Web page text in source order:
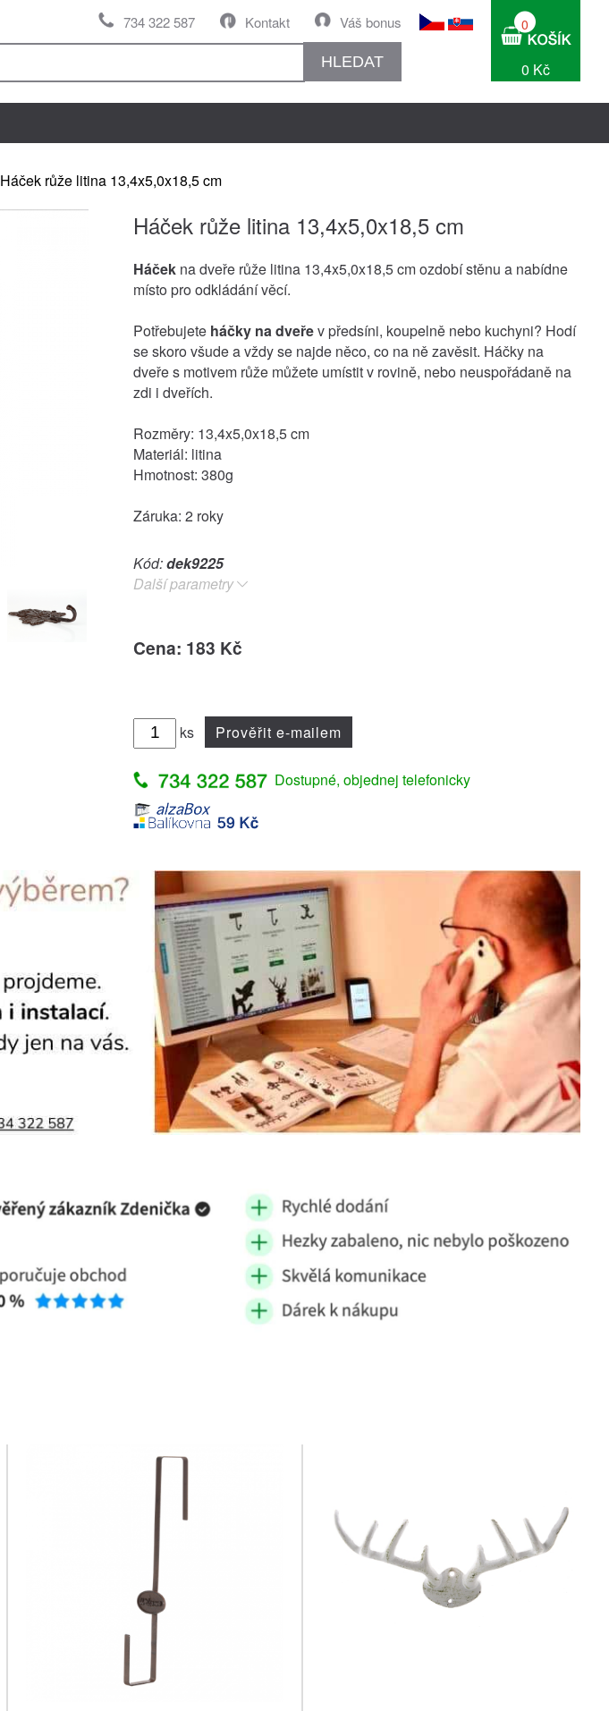
Váš bonus
Kontakt
734 322 587
HLEDAT
0
0 Kč
Háček růže litina 13,4x5,0x18,5 cm
Háček růže litina 13,4x5,0x18,5 cm
Háček na dveře růže litina 13,4x5,0x18,5 cm ozdobí stěnu a nabídne
místo pro odkládání věcí.
Potřebujete háčky na dveřev předsíni, koupelně nebo kuchyni? Hodí
se skoro všude a vždy se najde něco, co na ně zavěsit. Háčky na
dveře s motivem růže můžete umístit v rovině, nebo neuspořádaně na
zdi i dveřích.
Rozměry: 13,4x5,0x18,5 cm
Materiál: litina
Hmotnost: 380g
Záruka: 2 roky
Kód:dek9225
Další parametry
Cena: 183 Kč
ks Prověřit e-mailem
Dostupné, objednej telefonicky